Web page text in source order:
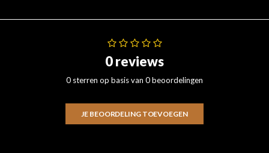
0 reviews
0 sterren op basis van 0 beoordelingen
JE BEOORDELING TOEVOEGEN